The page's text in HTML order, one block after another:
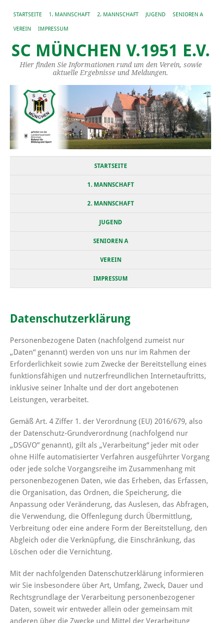
STARTSEITE 1. MANNSCHAFT 2. MANNSCHAFT JUGEND SENIOREN A
VEREIN IMPRESSUM
SC MÜNCHEN V.1951 E.V.
Hier finden Sie Informationen rund um den Verein, sowie
aktuelle Ergebnisse und Meldungen.
STARTSEITE
1. MANNSCHAFT
2. MANNSCHAFT
JUGEND
SENIOREN A
VEREIN
IMPRESSUM
Datenschutzerklärung
Personenbezogene Daten (nachfolgend zumeist nur
„Daten“ genannt) werden von uns nur im Rahmen der
Erforderlichkeit sowie zum Zwecke der Bereitstellung eines
funktionsfähigen und nutzerfreundlichen Internetauftritts,
inklusive seiner Inhalte und der dort angebotenen
Leistungen, verarbeitet.
Gemäß Art. 4 Ziffer 1. der Verordnung (EU) 2016/679, also
der Datenschutz-Grundverordnung (nachfolgend nur
„DSGVO“ genannt), gilt als „Verarbeitung“ jeder mit oder
ohne Hilfe automatisierter Verfahren ausgeführter Vorgang
oder jede solche Vorgangsreihe im Zusammenhang mit
personenbezogenen Daten, wie das Erheben, das Erfassen,
die Organisation, das Ordnen, die Speicherung, die
Anpassung oder Veränderung, das Auslesen, das Abfragen,
die Verwendung, die Offenlegung durch Übermittlung,
Verbreitung oder eine andere Form der Bereitstellung, den
Abgleich oder die Verknüpfung, die Einschränkung, das
Löschen oder die Vernichtung.
Mit der nachfolgenden Datenschutzerklärung informieren
wir Sie insbesondere über Art, Umfang, Zweck, Dauer und
Rechtsgrundlage der Verarbeitung personenbezogener
Daten, soweit wir entweder allein oder gemeinsam mit
anderen über die Zwecke und Mittel der Verarbeitung